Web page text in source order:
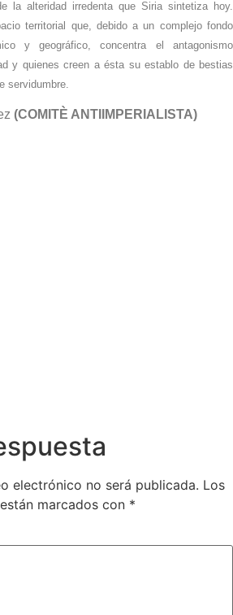
la alteridad irredenta que Siria sintetiza hoy.
territorial que, debido a un complejo fondo
y geográfico, concentra el antagonismo
y quienes creen a ésta su establo de bestias
servidumbre.
(COMITÈ ANTIIMPERIALISTA)
electrónico no será publicada. Los
marcados con *